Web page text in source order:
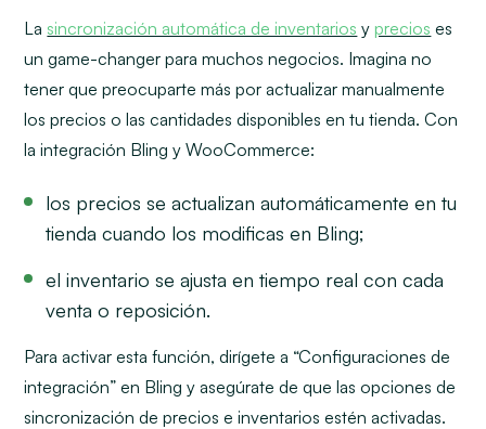
La sincronización automática de inventarios yprecios es
ungame-changer para muchos negocios. Imagina no
tener que preocuparte más por actualizar manualmente
los precios o las cantidades disponibles en tu tienda. Con
la integración Bling y WooCommerce:
los precios se actualizan automáticamente en tu
tienda cuando los modificas en Bling;
el inventario se ajusta en tiempo real con cada
venta o reposición.
Para activar esta función, dirígete a “Configuraciones de
integración” en Bling y asegúrate de que las opciones de
sincronización de precios e inventarios estén activadas.